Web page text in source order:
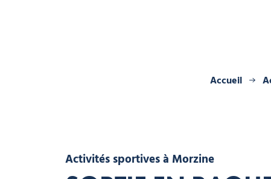
Accueil
Activités sportivesà Morzine